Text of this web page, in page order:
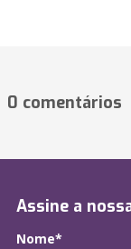
0 comentários
Assine a
Nome*